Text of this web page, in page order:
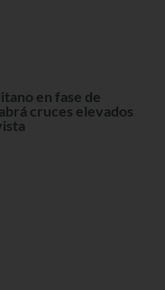
en fase de
cruces elevados